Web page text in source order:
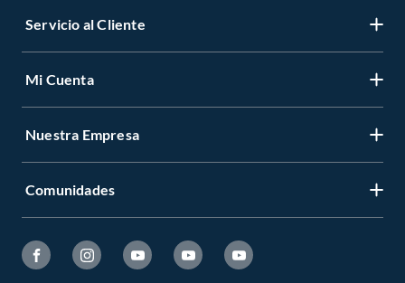
Servicio al Cliente
Mi Cuenta
Nuestra Empresa
Comunidades